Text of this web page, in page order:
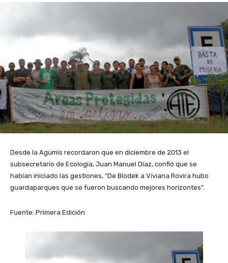
Desde la Agumis recordaron que en diciembre de 2013 el
subsecretario de Ecología, Juan Manuel Díaz, confió que se
habían iniciado las gestiones, “De Blodek a Viviana Rovira hubo
guardaparques que se fueron buscando mejores horizontes”.
Fuente: Primera Edición